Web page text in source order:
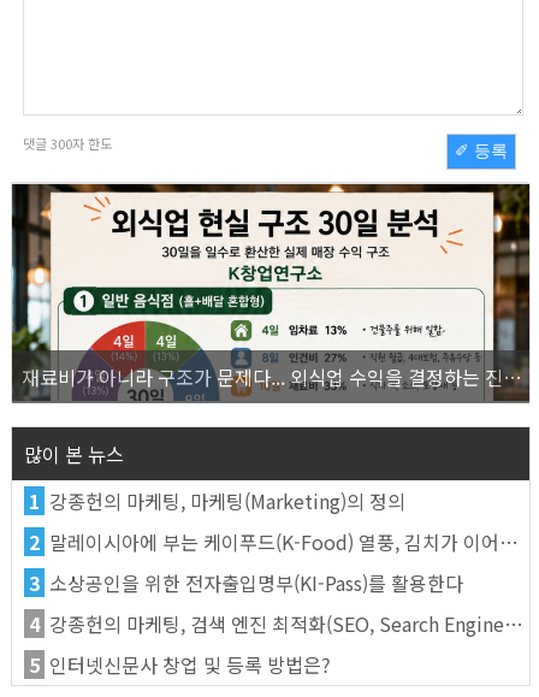
댓글300자 한도 ✐ 등록
재료비가 아니라 구조가 문제다... 외식업 수익을 결정하는 진짜 숫자의 비밀
많이 본 뉴스
1 강종헌의 마케팅, 마케팅(Marketing)의 정의
2 말레이시아에 부는 케이푸드(K-Food) 열풍, 김치가 이어간다
3 소상공인을 위한 전자출입명부(KI-Pass)를 활용한다
4 강종헌의 마케팅, 검색 엔진 최적화(SEO, Search Engine Optimization)란
5 인터넷신문사 창업 및 등록 방법은?